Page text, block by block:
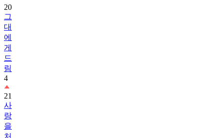
20
그
대
에
게
드
림
4
21
사
랑
을
처